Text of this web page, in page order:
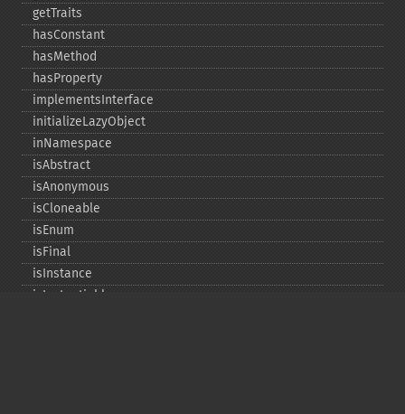
getTraits
hasConstant
hasMethod
hasProperty
implementsInterface
initializeLazyObject
inNamespace
isAbstract
isAnonymous
isCloneable
isEnum
isFinal
isInstance
isInstantiable